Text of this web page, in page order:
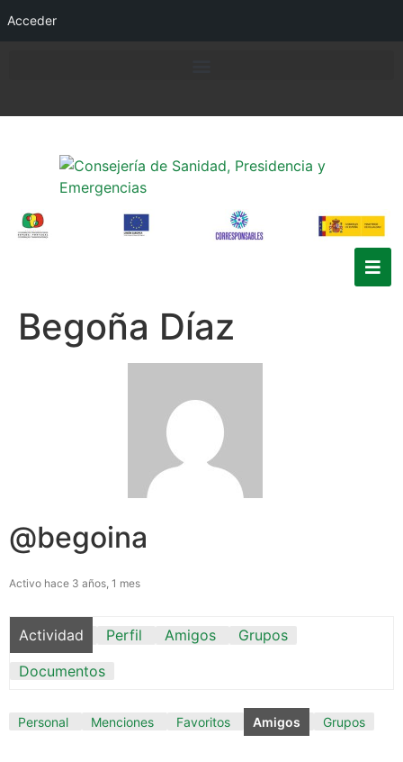
Acceder
Begoña Díaz
@begoina
Activo hace 3 años, 1 mes
Actividad Perfil Amigos
Grupos
Documentos
Personal Menciones Favoritos Amigos Grupos